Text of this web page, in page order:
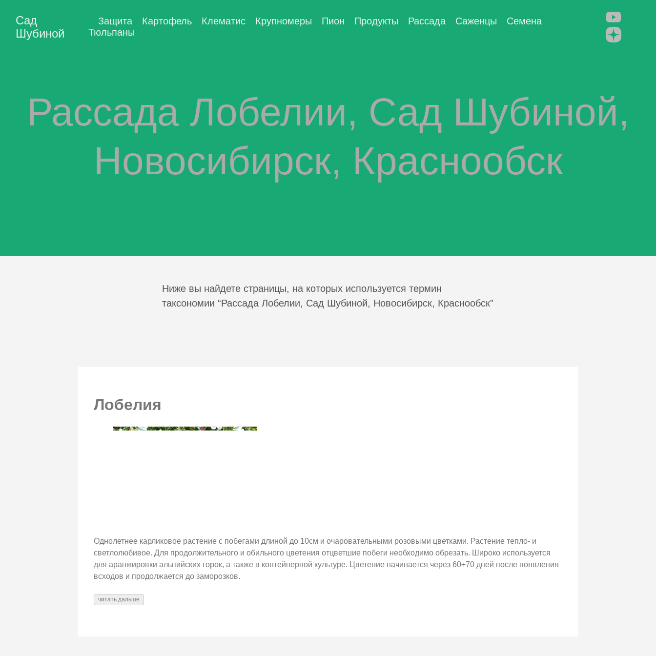
Сад
Шубиной
Защита Картофель Клематис Крупномеры Пион Продукты Рассада Саженцы
Семена
Тюльпаны
Рассада Лобелии, Сад Шубиной,
Новосибирск, Краснообск
Ниже вы найдете страницы, на которых используется термин
таксономии “Рассада Лобелии, Сад Шубиной, Новосибирск, Краснообск”
Лобелия
Однолетнее карликовое растение с побегами длиной до 10см и очаровательными розовыми цветками. Растение тепло- и
светлолюбивое. Для продолжительного и обильного цветения отцветшие побеги необходимо обрезать. Широко используется
для аранжировки альпийских горок, а также в контейнерной культуре. Цветение начинается через 60÷70 дней после появления
всходов и продолжается до заморозков.
читать дальше